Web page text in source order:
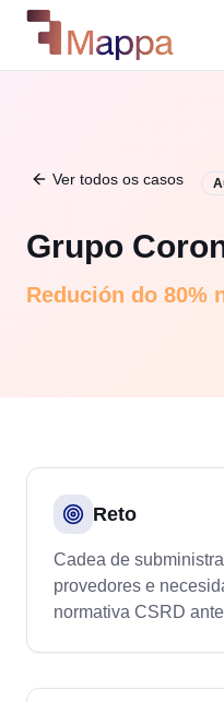
Ver todos os casos
Grupo
Redución do 80%
Reto
Cadea de
provedores e
normativa CSRD